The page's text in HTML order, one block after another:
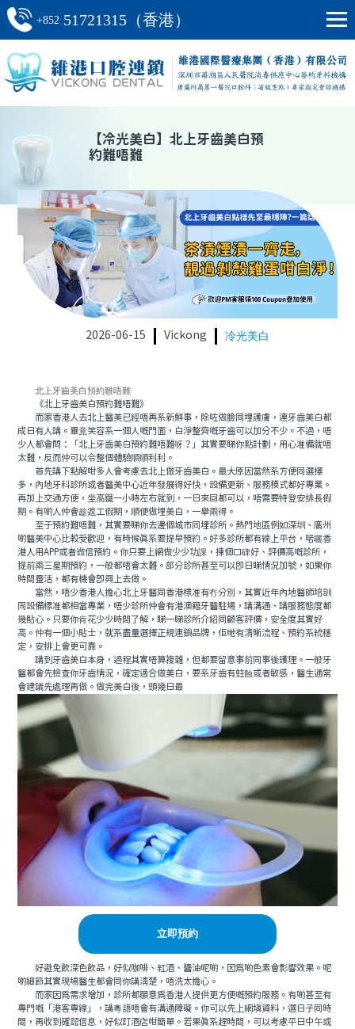
+852 51721315（香港）
【冷光美白】 北上牙齒美白預
約難唔難
2026-06-15 Vickong 冷光美白
北上牙齒美白預約難唔難
《北上牙齒美白預約難唔難》
而家香港人去北上醫美已經唔再系新鮮事，除咗做臉同埋護膚，連牙齒美白都
成日有人講。畢竟笑容系一個人嘅門面，白淨整齊嘅牙齒可以加分不少。不過，唔
少人都會問：「北上牙齒美白預約難唔難呀？」其實要睇你點計劃，用心准備就唔
太難，反而仲可以令整個體驗順順利利。
首先講下點解咁多人會考慮去北上做牙齒美白。最大原因當然系方便同選擇
多，內地牙科診所或者醫美中心近年發展得好快，設備更新、服務模式都好專業。
再加上交通方便，坐高鐵一小時左右就到，一日來回都可以，唔需要特登安排長假
期。有啲人仲會趁返工假期，順便做埋美白，一舉兩得。
至于預約難唔難，其實要睇你去邊個城市同埋診所。熱門地區例如深圳、廣州
啲醫美中心比較受歡迎，有時候真系要提早預約。好多診所都有線上平台，啱曬香
港人用APP或者微信預約。你只要上網做少少功課，揀個口碑好、評價高嘅診所，
提前兩三星期預約，一般都唔會太難。部分診所甚至可以即日睇情況加號，如果你
時間靈活，都有機會即興上去做。
當然，唔少香港人擔心北上牙醫同香港標准有冇分別，其實近年內地醫師培訓
同設備標准都相當專業，唔少診所仲會有港澳籍牙醫駐場，講溝通、講服務態度都
幾貼心。只要你肯花少少時間了解，睇一睇診所介紹同顧客評價，安全度其實好
高。仲有一個小貼士，就系盡量選擇正規連鎖品牌，佢哋有清晰流程、預約系統穩
定，安排上會更可靠。
講到牙齒美白本身，過程其實唔算複雜，但都要留意事前同事後護理。一般牙
醫都會先檢查你牙齒情況，確定適合做美白，要系牙齒有蛀蝕或者敏感，醫生通常
會建議先處理再做。做完美白後，頭幾日最
立即預約
好避免飲深色飲品，好似咖啡、紅酒、醬油呢啲，因爲啲色素會影響效果。呢
啲細節其實現場醫生都會同你講清楚，唔洗太擔心。
而家因爲需求增加，診所都願意爲香港人提供更方便嘅預約服務。有啲甚至有
專門嘅「港客專線」，講粵語唔會有溝通障礙。你可以先上網填資料，選日子同時
間，再收到確認信息，好似訂酒店咁簡單。若果真系趕時間，可以考慮平日中午或